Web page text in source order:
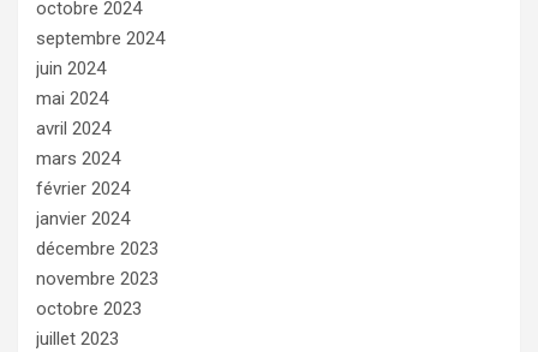
octobre 2024
septembre 2024
juin 2024
mai 2024
avril 2024
mars 2024
février 2024
janvier 2024
décembre 2023
novembre 2023
octobre 2023
juillet 2023